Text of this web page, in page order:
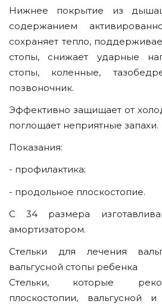
Нижнее покрытие из
содержанием
сохраняет тепло,
стопы, снижает ударные
стопы, коленные,
позвоночник.
Эффективно защищает от
поглощает неприятные запахи.
Показания:
- профилактика;
- продольное плоскостопие.
С 34 размера
амортизатором.
Стельки для лечения
вальгусной стопы ребенка
Стельки, которые
плоскостопии, вальгусной и